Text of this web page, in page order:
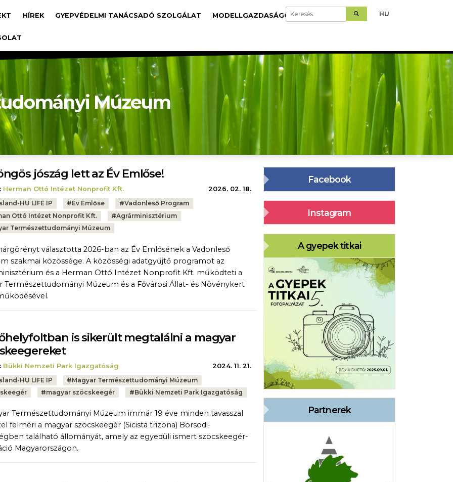
HÍREK GYEPVÉDELMI TANÁCSADÓ SZOLGÁLAT MODELLGAZDASÁGOK LETÖLTÉS
Keresés HU
Múzeum
jószág lett az Év Emlőse!
Herman Ottó Intézet Nonprofit Kft.
2026. 02. 18.
HU LIFE IP #Év Emlőse #Vadonleső Program
Ottó Intézet Nonprofit Kft. #Agrárminisztérium
Természettudományi Múzeum
választotta 2026-ban az Év Emlősének a Vadonleső
szakmai közössége. A közösségi adatgyűjtő programot az
és a Herman Ottó Intézet Nonprofit Kft. működteti a
Természettudományi Múzeum és a Fővárosi Állat- és Növénykert
is sikerült megtalálni a magyar
Bükki Nemzeti Park Igazgatóság
2024. 11. 21.
HU LIFE IP #Magyar Természettudományi Múzeum
#magyar szöcskeegér #Bükki Nemzeti Park Igazgatóság
Természettudományi Múzeum immár 19 éve minden tavasszal
felméri a magyar szöcskeegér (Sicista trizona) Borsodi-
található állományát, amely az egyedüli ismert szöcskeegér-
Magyarországon.
Facebook
Instagram
A gyepek titkai
Partnerek